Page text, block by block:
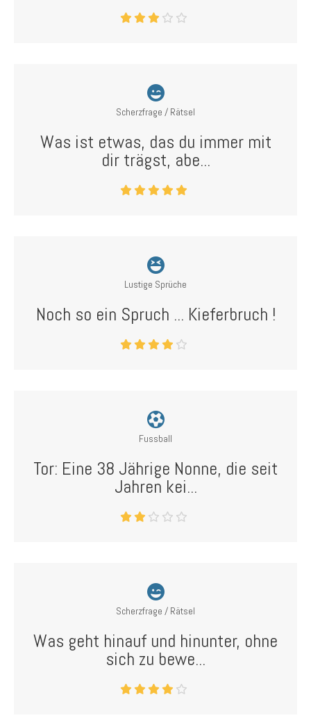
Scherzfrage / Rätsel
Was ist etwas, das du immer mit
dir trägst, abe...
Lustige Sprüche
Noch so ein Spruch ... Kieferbruch !
Fussball
Tor: Eine 38 Jährige Nonne, die seit
Jahren kei...
Scherzfrage / Rätsel
Was geht hinauf und hinunter, ohne
sich zu bewe...